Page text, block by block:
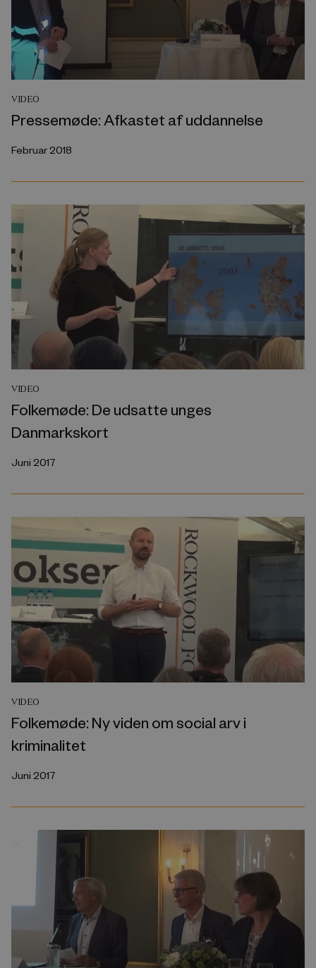
VIDEO
Pressemøde: Afkastet af uddannelse
Februar 2018
VIDEO
Folkemøde: De udsatte unges
Danmarkskort
Juni 2017
VIDEO
Folkemøde: Ny viden om social arv i
kriminalitet
Juni 2017